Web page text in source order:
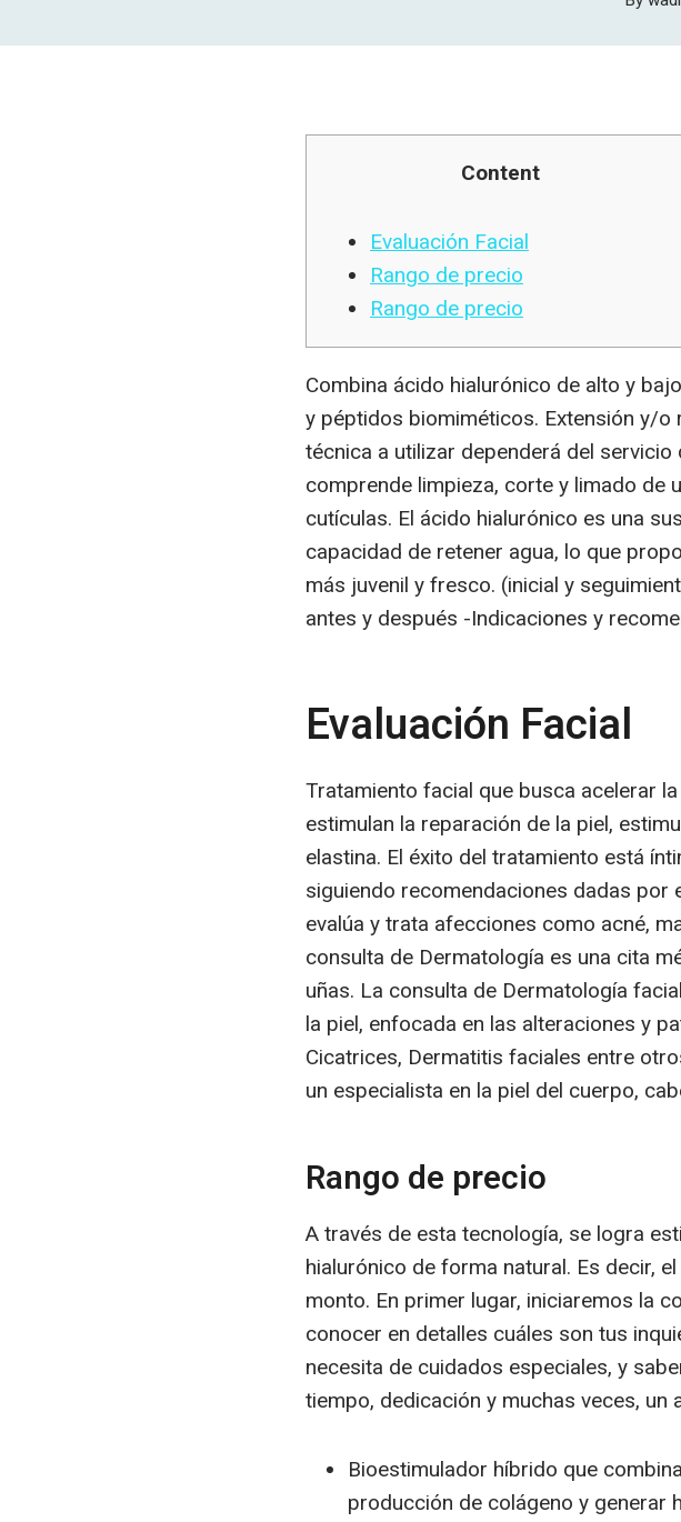
Content
Evaluación Facial
Rango de precio
Rango de precio
Combina ácido hialurónico de alto y
y péptidos biomiméticos. Extensión y/o
técnica a utilizar dependerá del
comprende limpieza, corte y limado de
cutículas. El ácido hialurónico es una
capacidad de retener agua, lo que
más juvenil y fresco. (inicial y
antes y después -Indicaciones y
Evaluación Facial
Tratamiento facial que busca acelerar
estimulan la reparación de la piel,
elastina. El éxito del tratamiento está
siguiendo recomendaciones dadas por
evalúa y trata afecciones como acné,
consulta de Dermatología es una cita
uñas. La consulta de Dermatología
la piel, enfocada en las alteraciones y
Cicatrices, Dermatitis faciales entre
un especialista en la piel del cuerpo,
Rango de precio
A través de esta tecnología, se logra
hialurónico de forma natural. Es decir,
monto. En primer lugar, iniciaremos la
conocer en detalles cuáles son tus
necesita de cuidados especiales, y
tiempo, dedicación y muchas veces,
Bioestimulador híbrido que
producción de colágeno y generar